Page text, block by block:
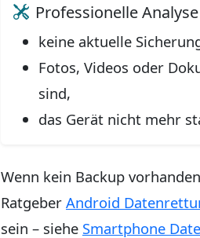
Professionelle
keine aktuelle
Fotos, Videos oder
sind,
das Gerät nicht mehr
Wenn kein Backup
Ratgeber Android
sein – siehe Smartphone